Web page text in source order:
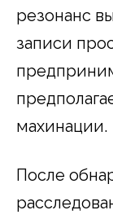
резонанс
записи
махинации.
После